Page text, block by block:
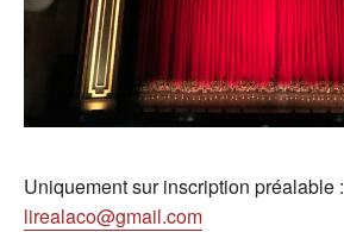
Uniquement sur inscription préalable :
lirealaco@gmail.com